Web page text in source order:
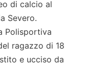
di calcio al
Severo.
Polisportiva
ragazzo di 18
e ucciso da